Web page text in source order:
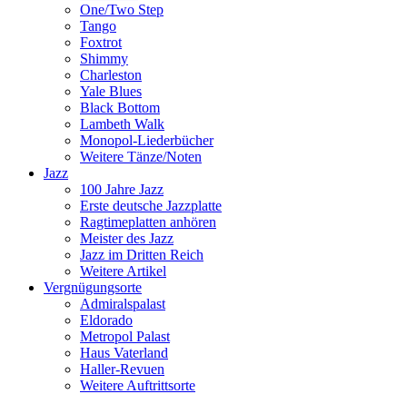
One/Two Step
Tango
Foxtrot
Shimmy
Charleston
Yale Blues
Black Bottom
Lambeth Walk
Monopol-Liederbücher
Weitere Tänze/Noten
Jazz
100 Jahre Jazz
Erste deutsche Jazzplatte
Ragtimeplatten anhören
Meister des Jazz
Jazz im Dritten Reich
Weitere Artikel
Vergnügungsorte
Admiralspalast
Eldorado
Metropol Palast
Haus Vaterland
Haller-Revuen
Weitere Auftrittsorte